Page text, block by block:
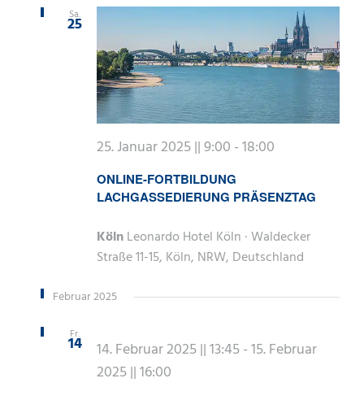
Sa.
25
ONLINE-FORTBILDUNG
LACHGASSEDIERUNG PRÄSENZTAG
25. Januar 2025 || 9:00 -18:00
KölnLeonardo Hotel Köln · Waldecker
Straße 11-15, Köln, NRW, Deutschland
Februar 2025
Fr.
14 14. Februar 2025 || 13:45-15. Februar
2025 || 16:00